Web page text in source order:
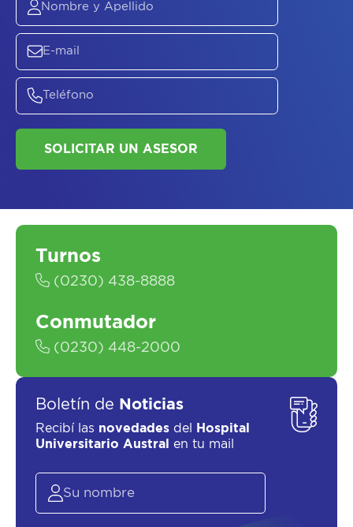
ASESORATE SOBRE
SALUD
Turnos
(0230) 438-8888
Conmutador
(0230) 448-2000
Boletín de Noticias
Recibí las novedades del
Hospital
Universitario Austral
en tu mail